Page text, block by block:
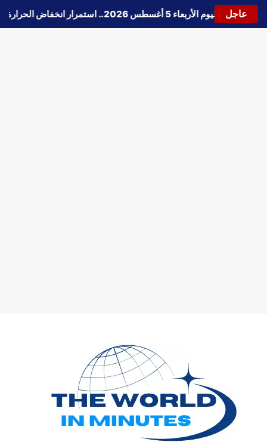
عاجل
حالة الطقس اليوم الأربعاء 5 أغسطس 2026.. استمرار انخفاض الحرارة وتحذيرات من الشبورة واضطراب الملاحة